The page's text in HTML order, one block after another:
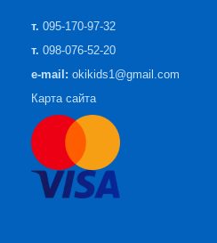
т. 095-170-97-32
т. 098-076-52-20
e-mail: okikids1@gmail.com
Карта сайта